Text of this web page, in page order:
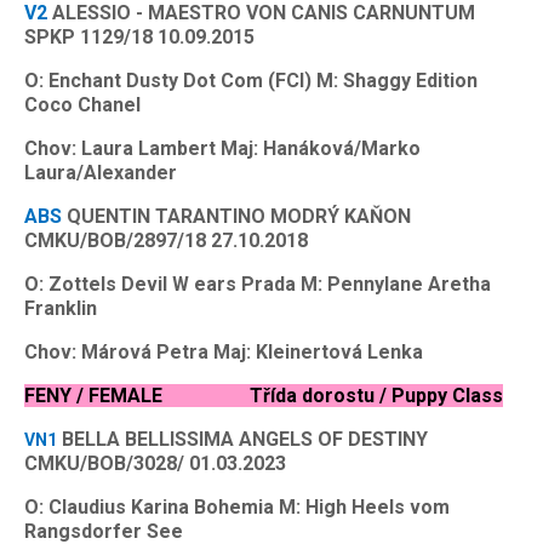
V2 ALESSIO - MAESTRO VON CANIS CARNUNTUM
SPKP 1129/18 10.09.2015
O: Enchant Dusty Dot Com (FCI) M: Shaggy Edition
Coco Chanel
Chov: Laura Lambert Maj: Hanáková/Marko
Laura/Alexander
ABS QUENTIN TARANTINO MODRÝ KAŇON
CMKU/BOB/2897/18 27.10.2018
O: Zottels Devil W ears Prada M: Pennylane Aretha
Franklin
Chov: Márová Petra Maj: Kleinertová Lenka
FENY / FEMALE Třída dorostu / Puppy Class
VN1 BELLA BELLISSIMA ANGELS OF DESTINY
CMKU/BOB/3028/ 01.03.2023
O: Claudius Karina Bohemia M: High Heels vom
Rangsdorfer See